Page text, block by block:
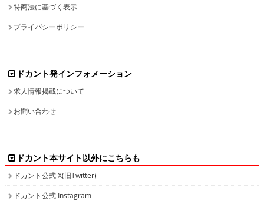
特商法に基づく表示
プライバシーポリシー
ドカント発インフォメーション
求人情報掲載について
お問い合わせ
ドカント本サイト以外にこちらも
ドカント公式 X(旧Twitter)
ドカント公式 Instagram